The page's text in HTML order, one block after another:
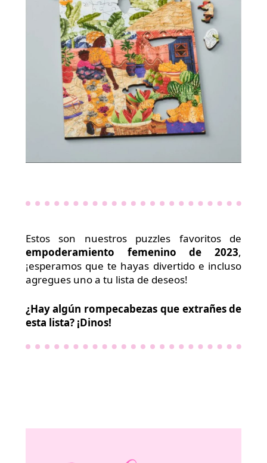
Estos son nuestros puzzles favoritos de
empoderamiento femenino de 2023,
¡esperamos que te hayas divertido e incluso
agregues uno a tu lista de deseos!
¿Hay algún rompecabezas que extrañes de
esta lista? ¡Dinos!